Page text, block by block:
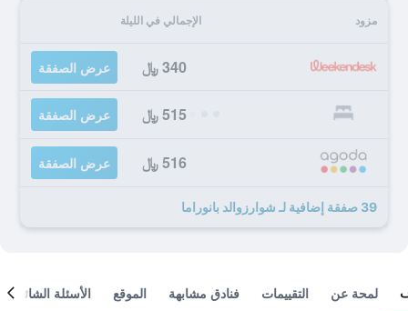
مزود الإجمالي في الليلة
340 ﷼ عرض الصفقة
515 ﷼ عرض الصفقة
516 ﷼ عرض الصفقة
39 صفقة إضافية لـ شوارزوالد بانوراما
لمحة عن التقييمات فنادق مشابهة الموقع الأسئلة الشائعة